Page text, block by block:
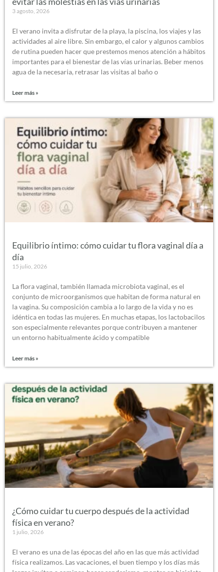
3 agosto, 2026
El verano invita a disfrutar de la playa, la piscina, los viajes y las
actividades al aire libre. Sin embargo, el calor y algunos cambios
de rutina pueden hacer que prestemos menos atención a hábitos
importantes para el bienestar de las vías urinarias. Beber menos
agua de la necesaria, retrasar las visitas al baño o
Leer más »
Equilibrio íntimo: cómo cuidar tu flora vaginal día a
día
15 julio, 2026
La flora vaginal, también llamada microbiota vaginal, es el
conjunto de microorganismos que habitan de forma natural en
la vagina. Su composición cambia a lo largo de la vida y no es
idéntica en todas las mujeres. En muchas etapas, los lactobacilos
son especialmente relevantes porque contribuyen a mantener
un entorno habitualmente ácido y compatible
Leer más »
¿Cómo cuidar tu cuerpo después de la actividad
física en verano?
1 julio, 2026
El verano es una de las épocas del año en las que más actividad
física realizamos. Las vacaciones, el buen tiempo y los días más